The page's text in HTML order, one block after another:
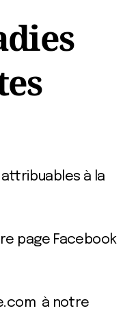
page Facebook
à notre